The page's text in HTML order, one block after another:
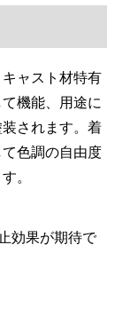
ャスト材特有
機能、用途に
されます。着
色調の自由度
。
効果が期待で